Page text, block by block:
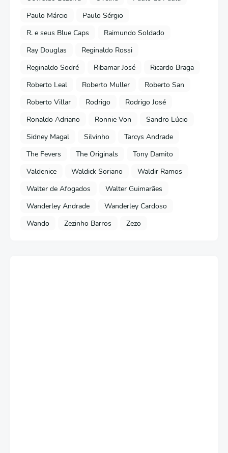
Paulo Márcio
Paulo Sérgio
R. e seus Blue Caps
Raimundo Soldado
Ray Douglas
Reginaldo Rossi
Reginaldo Sodré
Ribamar José
Ricardo Braga
Roberto Leal
Roberto Muller
Roberto San
Roberto Villar
Rodrigo
Rodrigo José
Ronaldo Adriano
Ronnie Von
Sandro Lúcio
Sidney Magal
Silvinho
Tarcys Andrade
The Fevers
The Originals
Tony Damito
Valdenice
Waldick Soriano
Waldir Ramos
Walter de Afogados
Walter Guimarães
Wanderley Andrade
Wanderley Cardoso
Wando
Zezinho Barros Zezo